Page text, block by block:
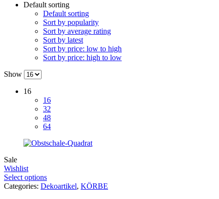
Default sorting
Default sorting
Sort by popularity
Sort by average rating
Sort by latest
Sort by price: low to high
Sort by price: high to low
Show
16
16
32
48
64
Sale
Wishlist
Select options
Categories: Dekoartikel, KÖRBE